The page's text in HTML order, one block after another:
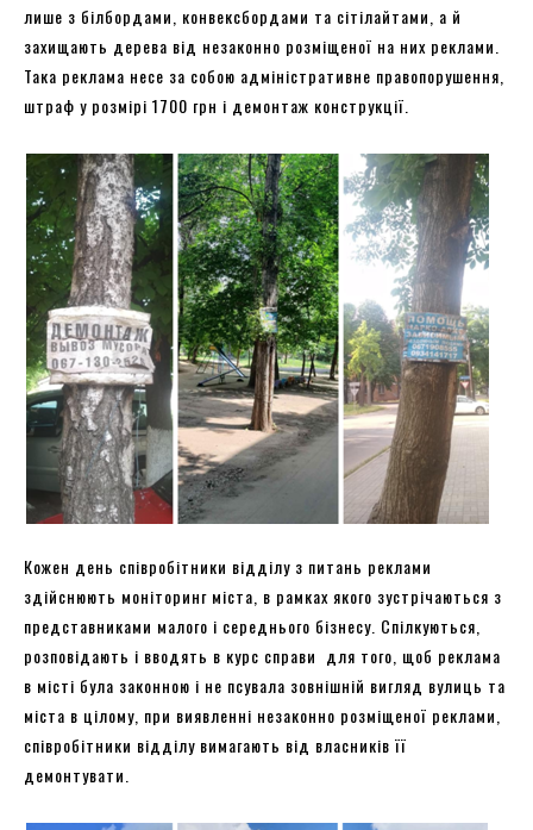
лише з білбордами, конвексбордами та сітілайтами, а й
захищають дерева від незаконно розміщеної на них реклами.
Така реклама несе за собою адміністративне правопорушення,
штраф у розмірі 1700 грн і демонтаж конструкції.
Кожен день співробітники відділу з питань реклами
здійснюють моніторинг міста, в рамках якого зустрічаються з
представниками малого і середнього бізнесу. Спілкуються,
розповідають і вводять в курс справи для того, щоб реклама
в місті була законною і не псувала зовнішній вигляд вулиць та
міста в цілому, при виявленні незаконно розміщеної реклами,
співробітники відділу вимагають від власників її
демонтувати.